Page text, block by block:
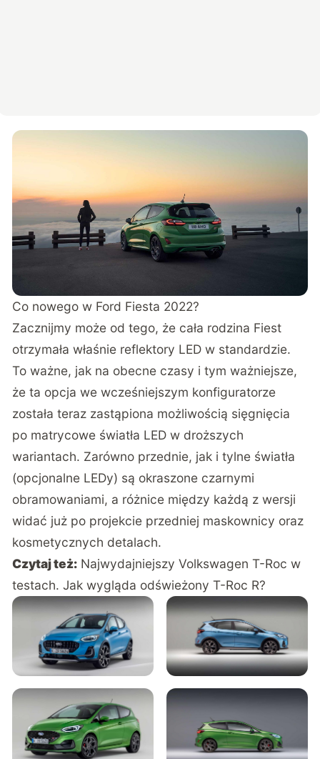
Co nowego w Ford Fiesta 2022?
Zacznijmy może od tego, że cała rodzina Fiest
otrzymała właśnie reflektory LED w standardzie.
To ważne, jak na obecne czasy i tym ważniejsze,
że ta opcja we wcześniejszym konfiguratorze
została teraz zastąpiona możliwością sięgnięcia
po matrycowe światła LED w droższych
wariantach. Zarówno przednie, jak i tylne światła
(opcjonalne LEDy) są okraszone czarnymi
obramowaniami, a różnice między każdą z wersji
widać już po projekcie przedniej maskownicy oraz
kosmetycznych detalach.
Czytaj też: Najwydajniejszy Volkswagen T-Roc w
testach. Jak wygląda odświeżony T-Roc R?